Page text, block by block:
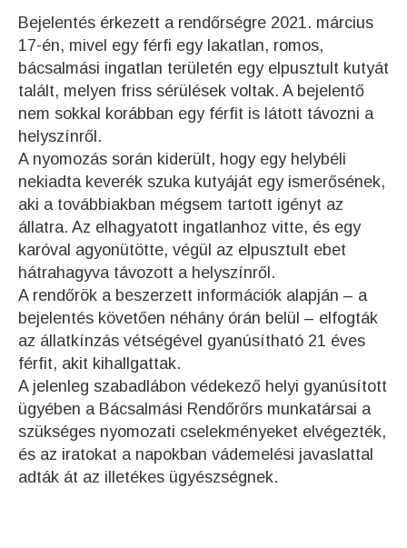
Bejelentés érkezett a rendőrségre 2021. március
17-én, mivel egy férfi egy lakatlan, romos,
bácsalmási ingatlan területén egy elpusztult kutyát
talált, melyen friss sérülések voltak. A bejelentő
nem sokkal korábban egy férfit is látott távozni a
helyszínről.
A nyomozás során kiderült, hogy egy helybéli
nekiadta keverék szuka kutyáját egy ismerősének,
aki a továbbiakban mégsem tartott igényt az
állatra. Az elhagyatott ingatlanhoz vitte, és egy
karóval agyonütötte, végül az elpusztult ebet
hátrahagyva távozott a helyszínről.
A rendőrök a beszerzett információk alapján – a
bejelentés követően néhány órán belül – elfogták
az állatkínzás vétségével gyanúsítható 21 éves
férfit, akit kihallgattak.
A jelenleg szabadlábon védekező helyi gyanúsított
ügyében a Bácsalmási Rendőrőrs munkatársai a
szükséges nyomozati cselekményeket elvégezték,
és az iratokat a napokban vádemelési javaslattal
adták át az illetékes ügyészségnek.